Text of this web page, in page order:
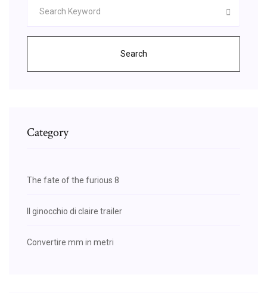
Search
Category
The fate of the furious 8
Il ginocchio di claire trailer
Convertire mm in metri